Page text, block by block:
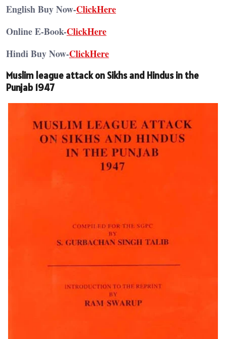
English Buy Now-ClickHere
Online E-Book-ClickHere
Hindi Buy Now-ClickHere
Muslim league attack on Sikhs and Hindus in the
Punjab 1947